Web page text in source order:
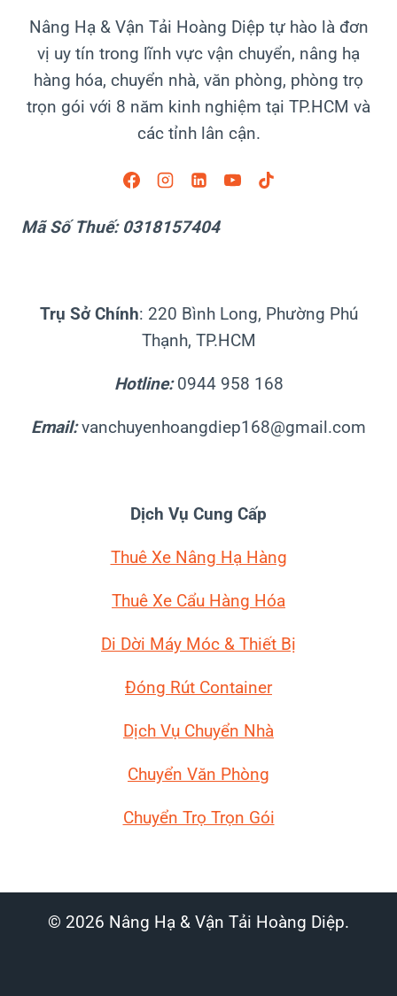
Nâng Hạ & Vận Tải Hoàng Diệp tự hào là đơn
vị uy tín trong lĩnh vực vận chuyển, nâng hạ
hàng hóa, chuyển nhà, văn phòng, phòng trọ
trọn gói với 8 năm kinh nghiệm tại TP.HCM và
các tỉnh lân cận.
Mã Số Thuế: 0318157404
Trụ Sở Chính: 220 Bình Long, Phường Phú
Thạnh, TP.HCM
Hotline:0944 958 168
Email:vanchuyenhoangdiep168@gmail.com
Dịch Vụ Cung Cấp
Thuê Xe Nâng Hạ Hàng
Thuê Xe Cẩu Hàng Hóa
Di Dời Máy Móc & Thiết Bị
Đóng Rút Container
Dịch Vụ Chuyển Nhà
Chuyển Văn Phòng
Chuyển Trọ Trọn Gói
© 2026 Nâng Hạ & Vận Tải Hoàng Diệp.